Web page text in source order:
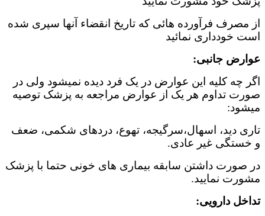
از مصرف فرآورده هائی که تاریخ انقضاء آنها سپری شده
است خودداری نمائید
عوارض جانبی:
اگر چه کلیه این عوارض در یک فرد دیده نمیشود ولی در
صورت تداوم هر یک از عوارض مراجعه به پزشک توصیه
میشود:
تاری دید، اسهال،سرگیجه، تهوع، دردهای شکمی، ضعف
و خستگی غیر عادی.
در صورت داشتن سابقه بیماری های خونی حتما با پزشک
مشورت نمایید.
تداخل دارویی: